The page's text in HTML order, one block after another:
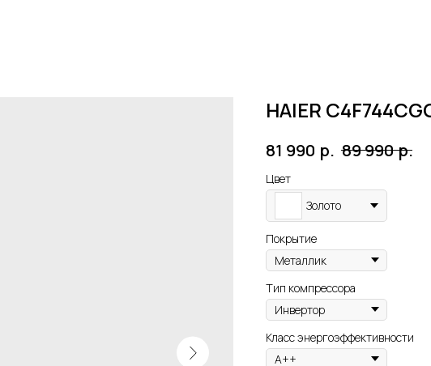
HAIER
81 990 р. 89 990 р.
Цвет
Золото
Покрытие
Тип компрессора
Класс энергоэффективности